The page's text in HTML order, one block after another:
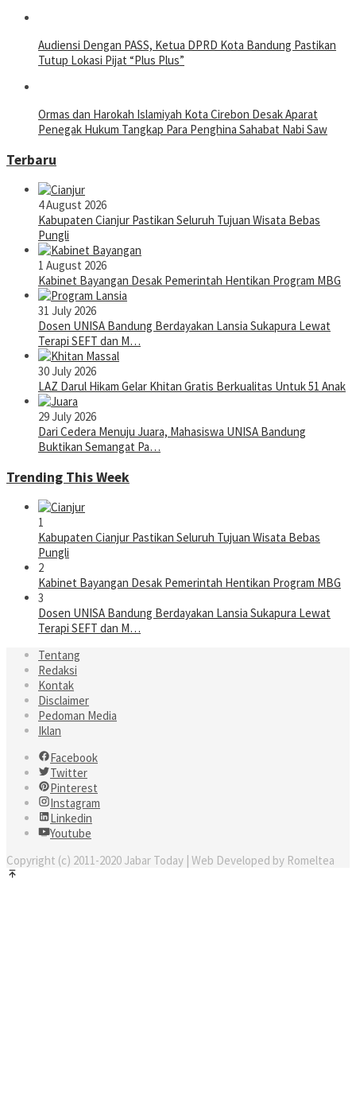
Audiensi Dengan PASS, Ketua DPRD Kota Bandung Pastikan
Tutup Lokasi Pijat “Plus Plus”
Ormas dan Harokah Islamiyah Kota Cirebon Desak Aparat
Penegak Hukum Tangkap Para Penghina Sahabat Nabi Saw
Terbaru
4 August 2026
Kabupaten Cianjur Pastikan Seluruh Tujuan Wisata Bebas
Pungli
1 August 2026
Kabinet Bayangan Desak Pemerintah Hentikan Program MBG
31 July 2026
Dosen UNISA Bandung Berdayakan Lansia Sukapura Lewat
Terapi SEFT dan M…
30 July 2026
LAZ Darul Hikam Gelar Khitan Gratis Berkualitas Untuk 51 Anak
29 July 2026
Dari Cedera Menuju Juara, Mahasiswa UNISA Bandung
Buktikan Semangat Pa…
Trending This Week
1
Kabupaten Cianjur Pastikan Seluruh Tujuan Wisata Bebas
Pungli
2
Kabinet Bayangan Desak Pemerintah Hentikan Program MBG
3
Dosen UNISA Bandung Berdayakan Lansia Sukapura Lewat
Terapi SEFT dan M…
Tentang
Redaksi
Kontak
Disclaimer
Pedoman Media
Iklan
Facebook
Twitter
Pinterest
Instagram
Linkedin
Youtube
Copyright (c) 2011-2020 Jabar Today | Web Developed by Romeltea